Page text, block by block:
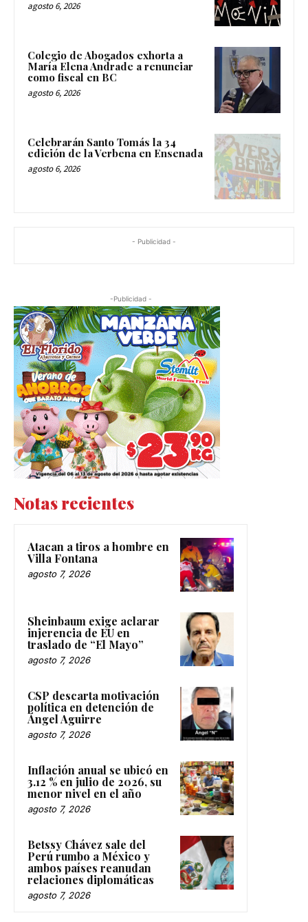
agosto 6, 2026
Colegio de Abogados exhorta a
María Elena Andrade a renunciar
como fiscal en BC
agosto 6, 2026
Celebrarán Santo Tomás la 34
edición de la Verbena en Ensenada
agosto 6, 2026
- Publicidad -
-Publicidad -
Notas recientes
Atacan a tiros a hombre en
Villa Fontana
agosto 7, 2026
Sheinbaum exige aclarar
injerencia de EU en
traslado de “El Mayo”
agosto 7, 2026
CSP descarta motivación
política en detención de
Ángel Aguirre
agosto 7, 2026
Inflación anual se ubicó en
3.12 % en julio de 2026, su
menor nivel en el año
agosto 7, 2026
Betssy Chávez sale del
Perú rumbo a México y
ambos países reanudan
relaciones diplomáticas
agosto 7, 2026